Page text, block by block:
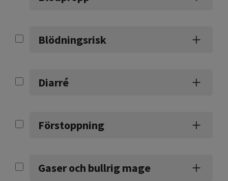
Blödningsrisk
Diarré
Förstoppning
Gaser och bullrig mage